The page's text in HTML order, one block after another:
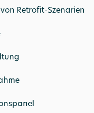
Retrofit-Szenarien